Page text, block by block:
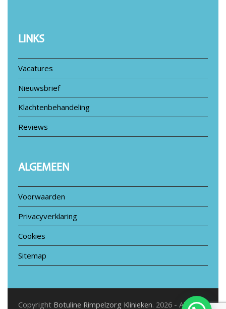
LINKS
Vacatures
Nieuwsbrief
Klachtenbehandeling
Reviews
ALGEMEEN
Voorwaarden
Privacyverklaring
Cookies
Sitemap
Copyright Botuline Rimpelzorg Klinieken. 2026 - All